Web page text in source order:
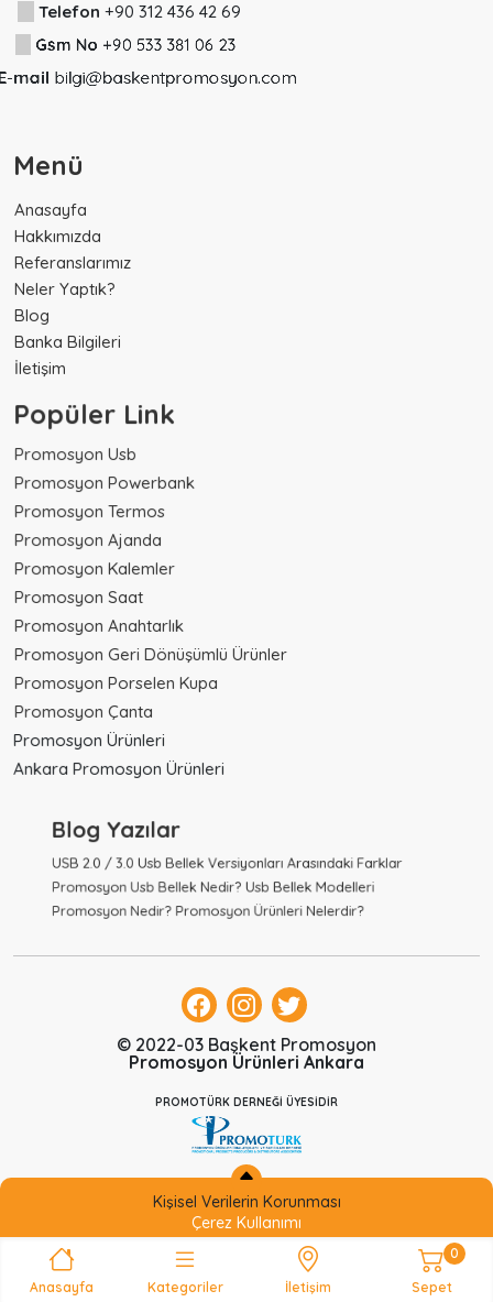
Telefon +90 312 436 42 69
Gsm No +90 533 381 06 23
E-mailbilgi@baskentpromosyon.com
Menü
Anasayfa
Hakkımızda
Referanslarımız
Neler Yaptık?
Blog
Banka Bilgileri
İletişim
Popüler Link
Promosyon Usb
Promosyon Powerbank
Promosyon Termos
Promosyon Ajanda
Promosyon Kalemler
Promosyon Saat
Promosyon Anahtarlık
Promosyon Geri Dönüşümlü Ürünler
Promosyon Porselen Kupa
Promosyon Çanta
Promosyon Ürünleri
Ankara Promosyon Ürünleri
Blog Yazılar
USB 2.0 / 3.0 Usb Bellek Versiyonları Arasındaki Farklar
Promosyon Usb Bellek Nedir? Usb Bellek Modelleri
Promosyon Nedir? Promosyon Ürünleri Nelerdir?
© 2022-03 Başkent Promosyon
Promosyon Ürünleri Ankara
PROMOTÜRK DERNEĞİ ÜYESİDİR
Kişisel Verilerin Korunması
Çerez Kullanımı
Anasayfa Kategoriler İletişim Sepet
0